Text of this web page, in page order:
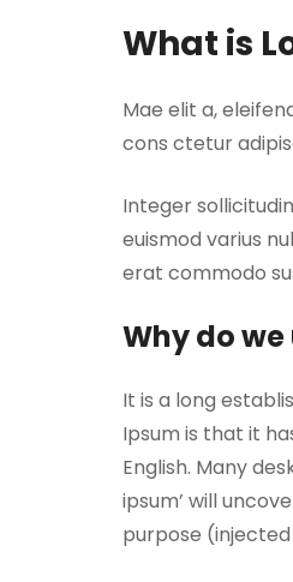
What is
Mae elit a,
cons ctetur
Integer
euismod varius
erat commodo
Why do we
It is a long
Ipsum is that it
English. Many
ipsum’ will
purpose